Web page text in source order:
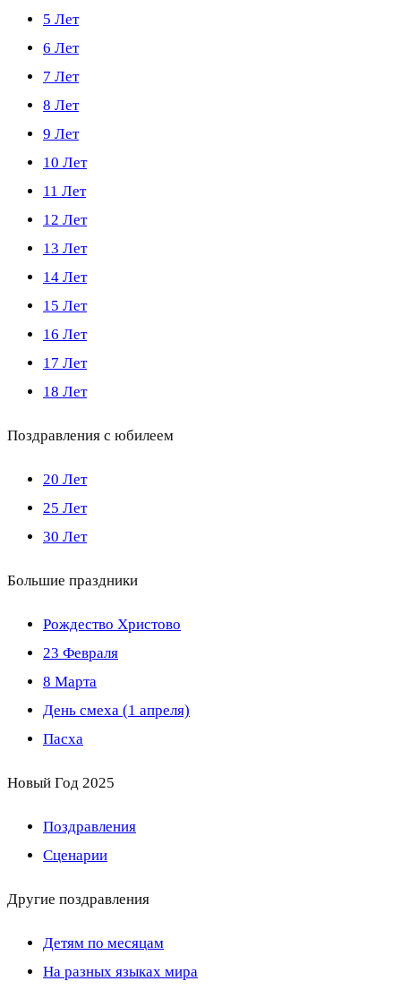
5 Лет
6 Лет
7 Лет
8 Лет
9 Лет
10 Лет
11 Лет
12 Лет
13 Лет
14 Лет
15 Лет
16 Лет
17 Лет
18 Лет
Поздравления с юбилеем
20 Лет
25 Лет
30 Лет
Большие праздники
Рождество Христово
23 Февраля
8 Марта
День смеха (1 апреля)
Пасха
Новый Год 2025
Поздравления
Сценарии
Другие поздравления
Детям по месяцам
На разных языках мира